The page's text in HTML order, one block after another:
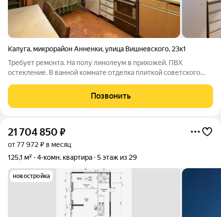
Калуга, микрорайон Анненки,улица Вишневского, 23к1
Требует ремонта. На полу линолеум в прихожей. ПВХ
остекление. В ванной комнате отделка плиткой советского
состоянии. Установлены счетчики на газ, воду и
электричество. Изолированные комнаты -
Позвонить
21 704 850 ₽
от 77 972 ₽ в месяц
125,1 м²
4-комн. квартира 5 этаж из 29
новостройка